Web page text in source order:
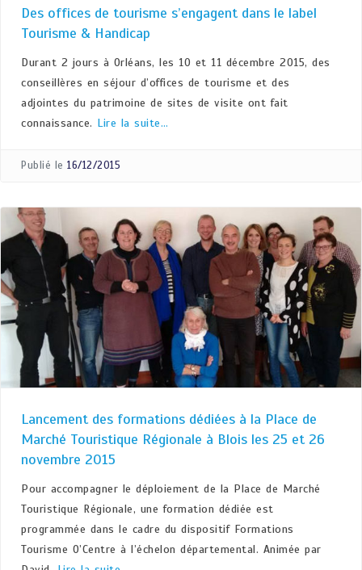
Des offices de tourisme s’engagent dans le label
Tourisme & Handicap
Durant 2 jours à Orléans, les 10 et 11 décembre 2015, des
conseillères en séjour d’offices de tourisme et des
adjointes du patrimoine de sites de visite ont fait
connaissance. Lire la suite…
Publié le 16/12/2015
Lancement des formations dédiées à la Place de
Marché Touristique Régionale à Blois les 25 et 26
novembre 2015
Pour accompagner le déploiement de la Place de Marché
Touristique Régionale, une formation dédiée est
programmée dans le cadre du dispositif Formations
Tourisme O’Centre à l’échelon départemental. Animée par